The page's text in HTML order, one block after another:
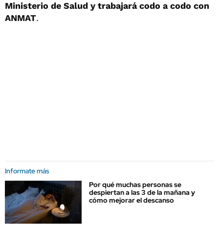
Ministerio de Salud y trabajará codo a codo con
ANMAT.
Informate más
Por qué muchas personas se
despiertan a las 3 de la mañana y
cómo mejorar el descanso